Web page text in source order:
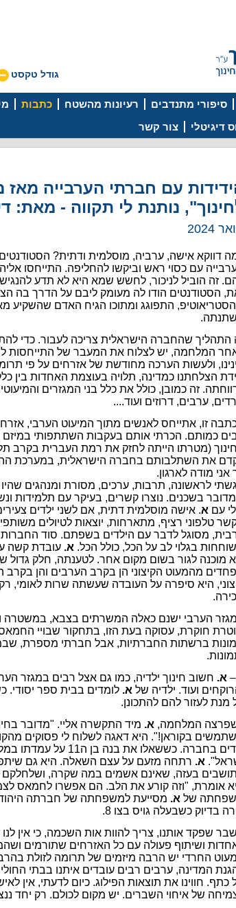
גודל טקסט
סיפורי מתנדבים רעיונות מהשטח כתבות
דיגיטלי צור קשר
עם חברתי הערבייה מאז
נותנת לי תקווה - מאת:
2024
דווקא אישה, ערביה, מוסלמית ודתית?
עם כסוי ראש וביקשו להחליפה. התייחסו
זה הוביל לניכור, לחשש שמא היא לא תדע
הסטודנטים הודו לה מעומק ליבם על הדרך בה
התפוגג ומתוכו הגיח האדם שהשקיע
התהליך שהחברה הישראלית צריכה לעבור. כדי
המלחמה, יש לצלוח את המעבר של התייחסות
ולעשות הערכה מחודשת של אזרחים על פי
הצלחתנו כמדינה, תלויה בעוצמת האחדות בין
זה כמובן, כולל את כלל בני המגזרים
ערבים, דרוזים ועוד....
זו, אתייחס לאנשים מתוך המיעוט הערבי,
כמותם. הכרתי אותם בעקבות השתתפותי במיזם
(מטרתו הייתה לחזק את רמת העברית בקרב
את השתלבותם בחברה הישראלית, במערכת
אני מודה לארגון.
לראשונה, תרבות, ערכים, מסורת ומנהגים
בשכנים. נוצרו קשרים, בעיקר עם תלמידות
עם א. אישה מוסלמית דתית, אם לשני ילדים
טלפוני רציף, מתארחות, יוצאות לטיולים
מסוגל לדבר עם הילדים בשפתם. סוד החברות
בגלוי לב על הכל, כולל הכל. א. עובדת קשה
מוכנה לגור בשום מקום אחר. לטענתה, חלק גדול
מהמעוט הקיצוני הן בקרב הערבים והן
היא סיפרה על העובדה שעשתה שרות לאומי,
הערבי ישנם כאלה המשרתים בצבא, במשטרה
חוקרת, עסוקה בעת הזו, בתחקור שבויי
ברשתות החברתיות, אבל חברתי מספרת,
א. חשוב חינוך ילדיה, כמו גם אצל רבים במגזר
ועוד. ילדיה של א. לומדים בבית ספר יסודי.
מנת לעזור להם להתכונן.
המלחמה, א. מיד התקשרה אליי. "מדובר
בקוראן!". היא דאגה לשלוח לי פסוקים
ילדים בחברה. כששאלו
א. רתחה מזעם על עצם השאלה. היא גם
בעזה, שאינם אשמים במה שקרה, ושלחלקם
אומרת, "וזה קורע את הלב. הם אפשרו לחמאס
של א. מסייעת למשפחתה של חברתה
בדיוק כשבעלה גויס בצו 8.
שפקד אותנו, צריך להוות אות השכמה, כי אין
ושיתוף פעולה עם כל האזרחים שתורמים
החרדי יש הרבה מיזמים של תרומה לזולת
המדינה, ערבים רבים עובדים איתנו בבתי
כתף. חווינו את תוצאות הפילוג. כיום לדעתי, אין
של איחוי השברים. יש מקום לכולם. רק יחד